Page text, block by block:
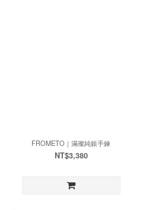
FROMETO｜滿璨純銀手鍊
NT$3,380